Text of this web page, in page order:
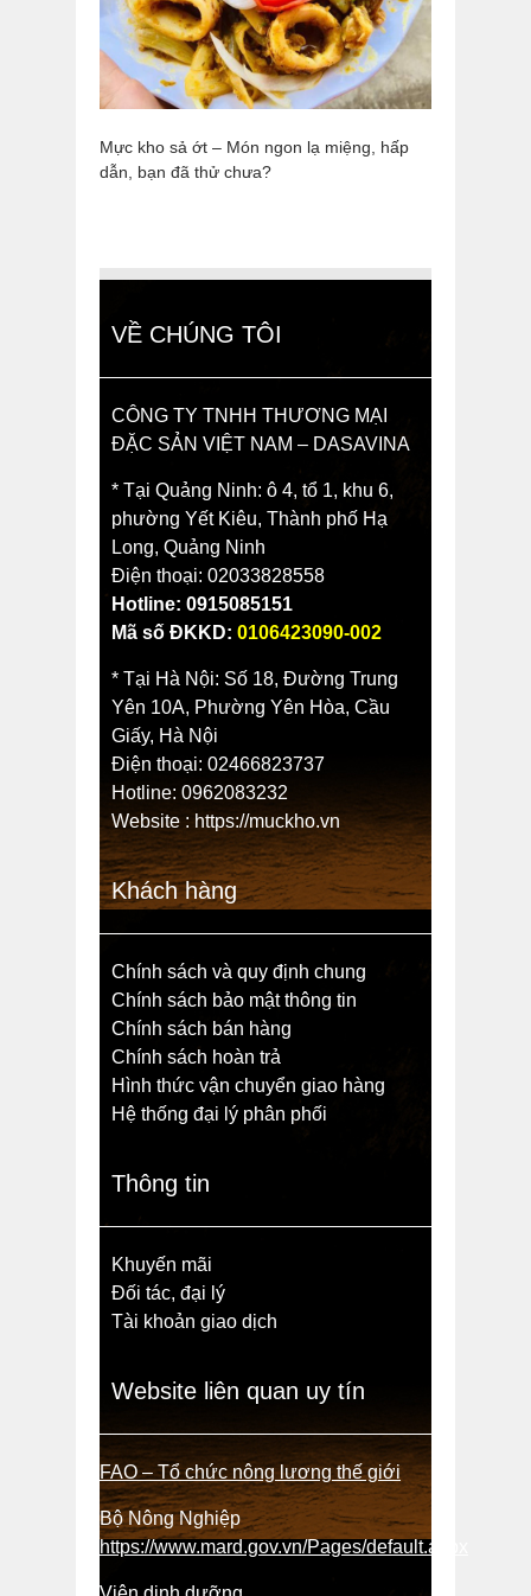
Mực kho sả ớt – Món ngon lạ miệng, hấp
dẫn, bạn đã thử chưa?
VỀ CHÚNG TÔI
CÔNG TY TNHH THƯƠNG MẠI
ĐẶC SẢN VIỆT NAM – DASAVINA
* Tại Quảng Ninh: ô 4, tổ 1, khu 6,
phường Yết Kiêu, Thành phố Hạ
Long, Quảng Ninh
Điện thoại: 02033828558
Hotline: 0915085151
Mã số ĐKKD: 0106423090-002
* Tại Hà Nội: Số 18, Đường Trung
Yên 10A, Phường Yên Hòa, Cầu
Giấy, Hà Nội
Điện thoại: 02466823737
Hotline: 0962083232
Website :https://muckho.vn
Khách hàng
Chính sách và quy định chung
Chính sách bảo mật thông tin
Chính sách bán hàng
Chính sách hoàn trả
Hình thức vận chuyển giao hàng
Hệ thống đại lý phân phối
Thông tin
Khuyến mãi
Đối tác, đại lý
Tài khoản giao dịch
Website liên quan uy tín
FAO – Tổ chức nông lương thế giới
Bộ Nông Nghiệp
https://www.mard.gov.vn/Pages/default.aspx